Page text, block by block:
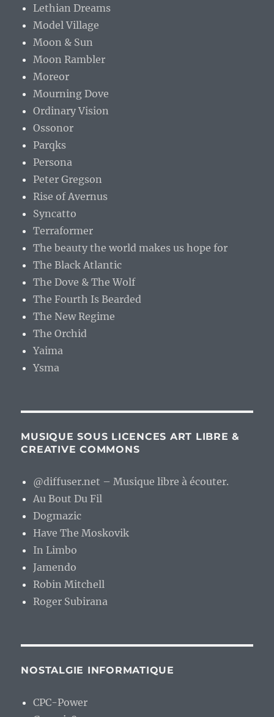
Lethian Dreams
Model Village
Moon & Sun
Moon Rambler
Moreor
Mourning Dove
Ordinary Vision
Ossonor
Parqks
Persona
Peter Gregson
Rise of Avernus
Syncatto
Terraformer
The beauty the world makes us hope for
The Black Atlantic
The Dove & The Wolf
The Fourth Is Bearded
The New Regime
The Orchid
Yaima
Ysma
MUSIQUE SOUS LICENCES ART LIBRE &
CREATIVE COMMONS
@diffuser.net – Musique libre à écouter.
Au Bout Du Fil
Dogmazic
Have The Moskovik
In Limbo
Jamendo
Robin Mitchell
Roger Subirana
NOSTALGIE INFORMATIQUE
CPC-Power